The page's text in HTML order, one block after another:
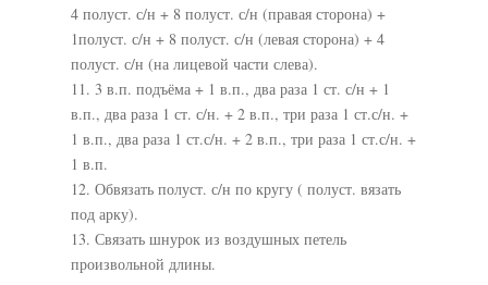
4 полуст. с/н + 8 полуст. с/н (правая сторона) +
1полуст. с/н + 8 полуст. с/н (левая сторона) + 4
полуст. с/н (на лицевой части слева).
11. 3 в.п. подъёма + 1 в.п., два раза 1 ст. с/н + 1
в.п., два раза 1 ст. с/н. + 2 в.п., три раза 1 ст.с/н. +
1 в.п., два раза 1 ст.с/н. + 2 в.п., три раза 1 ст.с/н. +
1 в.п.
12. Обвязать полуст. с/н по кругу ( полуст. вязать
под арку).
13. Связать шнурок из воздушных петель
произвольной длины.